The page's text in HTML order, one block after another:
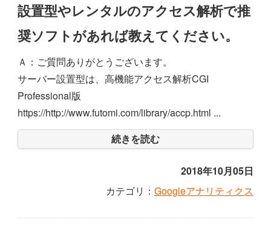
設置型やレンタルのアクセス解析で推
奨ソフトがあれば教えてください。
Ａ：ご質問ありがとうございます。
サーバー設置型は、高機能アクセス解析CGI
Professional版
https://http://www.futomi.com/library/accp.html ...
続きを読む
2018年10月05日
カテゴリ： Googleアナリティクス